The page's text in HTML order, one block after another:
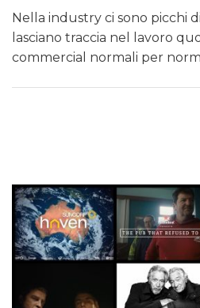
Nella industry ci sono picchi
lasciano traccia nel lavoro
commercial normali per